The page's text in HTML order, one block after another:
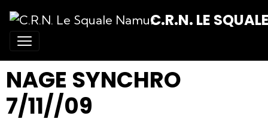
C.R.N. LE
NAGE SYNCHRO
7/11//09